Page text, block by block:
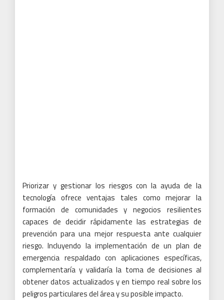
Priorizar y gestionar los riesgos con la ayuda de la
tecnología ofrece ventajas tales como mejorar la
formación de comunidades y negocios resilientes
capaces de decidir rápidamente las estrategias de
prevención para una mejor respuesta ante cualquier
riesgo.Incluyendo la implementación de un plan de
emergencia respaldado con aplicaciones específicas,
complementaría y validaría la toma de decisiones al
obtener datos actualizados y en tiempo real sobre los
peligros particulares del área y su posible impacto.